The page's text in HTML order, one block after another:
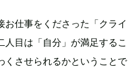
お仕事をくださった「クライ
目は「自分」が満足するこ
くさせられるかということで